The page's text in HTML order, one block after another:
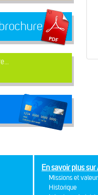
En savoir plus sur
Missions et
Historique